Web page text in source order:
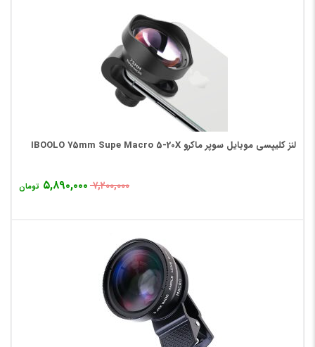
لنز کلیپسی موبایل سوپر ماکرو IBOOLO 75mm Supe Macro 5-20X
۷,۲۰۰,۰۰۰ ۵,۸۹۰,۰۰۰ تومان